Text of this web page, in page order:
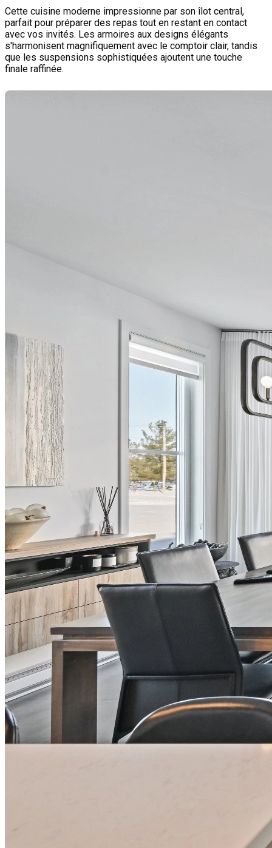
Cette cuisine moderne impressionne par son îlot central,
parfait pour préparer des repas tout en restant en contact
avec vos invités. Les armoires aux designs élégants
s'harmonisent magnifiquement avec le comptoir clair, tandis
que les suspensions sophistiquées ajoutent une touche
finale raffinée.